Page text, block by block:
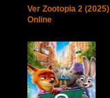
Ver Zootopia 2 (2025)
Online